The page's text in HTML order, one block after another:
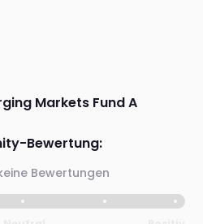
Markets Fund A
Bewertung:
Bewertungen